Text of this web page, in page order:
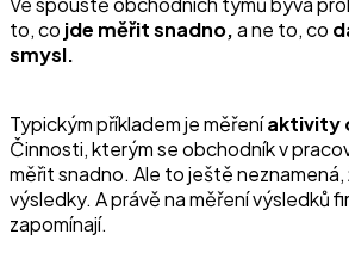
to, co jde měřit snadno,a ne to, co
smysl.
Typickým příkladem je měřeníaktivity
Činnosti, kterým se obchodník v
měřit snadno. Ale to ještě neznamená,
výsledky. A právě na měření výsledků
zapomínají.